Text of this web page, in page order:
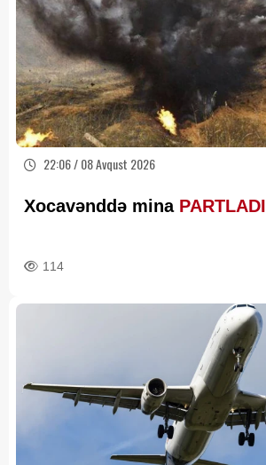
22:06 / 08 Avqust 2026
Xocavənddə mina PARTLADI
114